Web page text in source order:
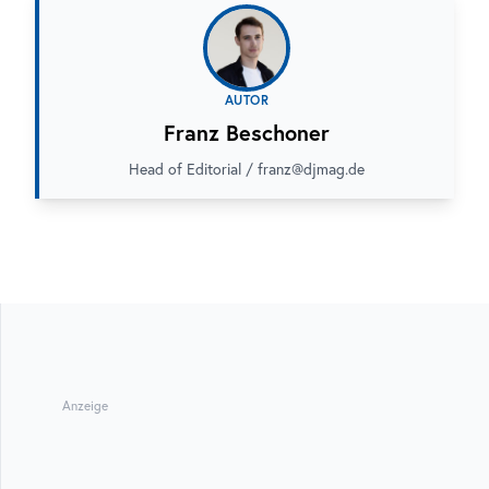
AUTOR
Franz Beschoner
Head of Editorial / franz@djmag.de
Anzeige